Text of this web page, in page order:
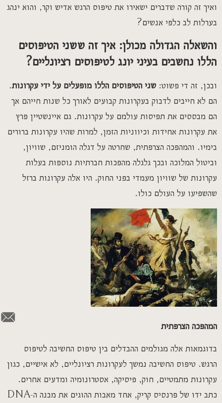
ואיך זה קורה שדברים ישאירו את טיפוס הרגש אדיש וקר, והוא ינהג
בערלות לב כלפי אנשים?
והשאלה הגדולה מכולן: איך זה ששני הטיפוסים
הללו נחשבים בעיני יונג לטיפוסים רציונליים?
ובכן, זה די פשוט: שני הטיפוסים הללו מופעלים על ידי עקרונות.
הם לא חייבים לדבוק בעקרונות קבועים לאורך כל שנות חייהם אך
הם מבססים את תפיסות עולמם על עקרונות. גם איינשטיין פרץ
את עקרונות אחידות וכיווניות הזמן, למרות שהיו עקרונות ברורים
בימיו. והמהפכה הצרפתית, שחרטה על דגלה הומניזם, שוויון,
וביטול המלוכה ובכך גלגלה מהפכות חברתיות נוספות בעלות
עקרונות של שוויון מעמדי בפני החוק. היו אלה עקרונות ברזל
שהשפיעו על העולם כולו.
המהפכה הצרפתית
בדוגמאות אלה מגולמים ההבדלים בין טיפוס החשיבה לטיפוס
הרגש. טיפוס החשיבה נמשך לעקרונות רציונליים, לא אישיים, כגון
עקרונות מתמטיים, חוק, פיסיקה, אסטרונומיה ומדעים אחרים.
כתב ידו של פרנסיס קריק, אחד מאבות ההוגים את מבנה ה-DNA